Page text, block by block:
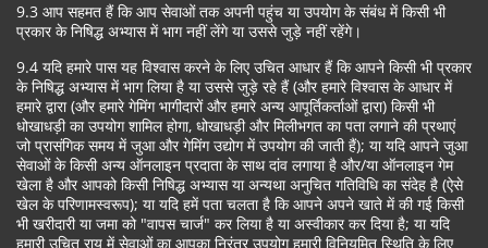
9.3 आप सहमत हैं कि आप सेवाओं तक अपनी पहुंच या उपयोग के संबंध में किसी भी
प्रकार के निषिद्ध अभ्यास में भाग नहीं लेंगे या उससे जुड़े नहीं रहेंगे।
9.4 यदि हमारे पास यह विश्वास करने के लिए उचित आधार हैं कि आपने किसी भी प्रकार
के निषिद्ध अभ्यास में भाग लिया है या उससे जुड़े रहे हैं (और हमारे विश्वास के आधार में
हमारे द्वारा (और हमारे गेमिंग भागीदारों और हमारे अन्य आपूर्तिकर्ताओं द्वारा) किसी भी
धोखाधड़ी का उपयोग शामिल होगा, धोखाधड़ी और मिलीभगत का पता लगाने की प्रथाएं
जो प्रासंगिक समय में जुआ और गेमिंग उद्योग में उपयोग की जाती हैं); या यदि आपने जुआ
सेवाओं के किसी अन्य ऑनलाइन प्रदाता के साथ दांव लगाया है और/या ऑनलाइन गेम
खेला है और आपको किसी निषिद्ध अभ्यास या अन्यथा अनुचित गतिविधि का संदेह है (ऐसे
खेल के परिणामस्वरूप); या यदि हमें पता चलता है कि आपने अपने खाते में की गई किसी
भी खरीदारी या जमा को "वापस चार्ज" कर लिया है या अस्वीकार कर दिया है; या यदि
हमारी उचित राय में सेवाओं का आपका निरंतर उपयोग हमारी विनियमित स्थिति के लिए